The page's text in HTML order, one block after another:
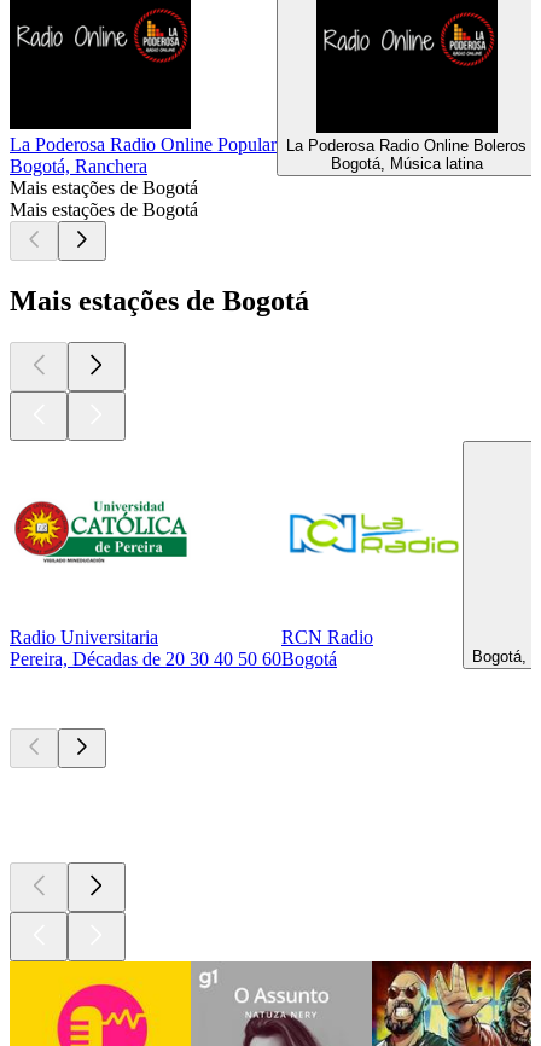
La Poderosa Radio Online Popular
Bogotá, Ranchera
La Poderosa Radio Online Boleros
Bogotá, Música latina
Mais estações de Bogotá
Mais estações de Bogotá
Mais estações de Bogotá
Radio Universitaria
Pereira, Décadas de 20 30 40 50 60
RCN Radio
Bogotá
Bogotá,